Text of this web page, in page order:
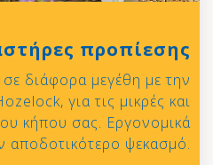
προπίεσης
διάφορα μεγέθη με την
για τις μικρές και
κήπου σας. Εργονομικά
αποδοτικότερο ψεκασμό.